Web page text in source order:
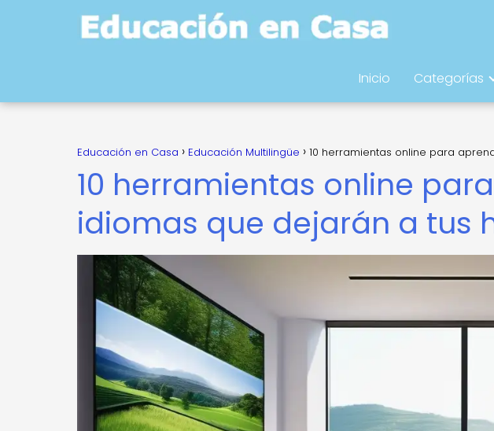
Inicio Categorías
Educación en Casa Educación Multilingüe 10 herramientas online para
10 herramientas online
idiomas que dejarán a tus